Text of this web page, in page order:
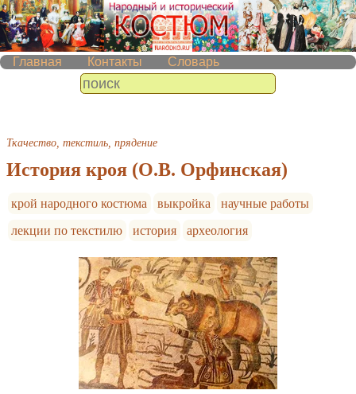
Главная Контакты Словарь
Ткачество, текстиль, прядение
История кроя (О.В. Орфинская)
крой народного костюма выкройка
научные работы
лекции по текстилю
история археология